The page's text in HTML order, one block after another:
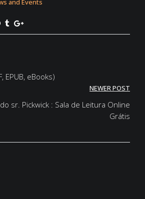
and Events
EPUB, eBooks)
NEWER POST
sr. Pickwick : Sala de Leitura Online
Grátis